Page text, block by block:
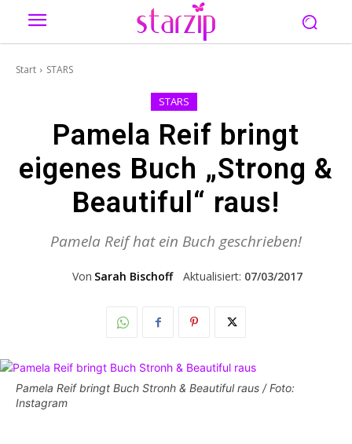
Start STARS
STARS
Pamela Reif bringt
eigenes Buch „Strong &
Beautiful“ raus!
Pamela Reif hat ein Buch geschrieben!
Von Sarah Bischoff Aktualisiert: 07/03/2017
Pamela Reif bringt Buch Stronh & Beautiful raus / Foto:
Instagram